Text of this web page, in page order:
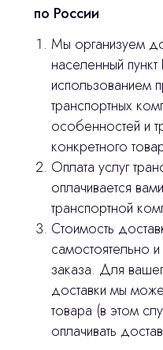
по России
Мы организуем
населенный
использованием
транспортных
особенностей и
конкретного
Оплата услуг
оплачивается
транспортной
Стоимость
самостоятельно
заказа. Для
доставки мы
товара (в этом
оплачивать
Продукция
Лицензирование
Изготовление
Оплата и доставка
Политика
Контакты
stasicus